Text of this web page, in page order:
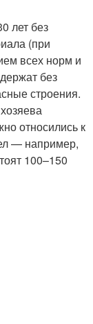
лет без
(при
всех норм и
без
строения.
относились к
— например,
100–150